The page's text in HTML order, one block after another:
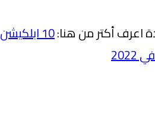
اعرف أكتر من هنا:
10 ابلكيشن